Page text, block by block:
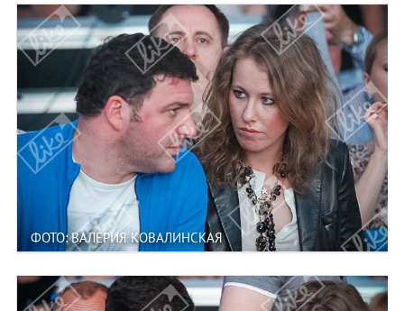
ФОТО: ВАЛЕРИЯ КОВАЛИНСКАЯ